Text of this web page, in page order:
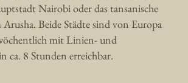
Nairobi oder das tansanische
Beide Städte sind von Europa
mit Linien- und
ca. 8 Stunden erreichbar.